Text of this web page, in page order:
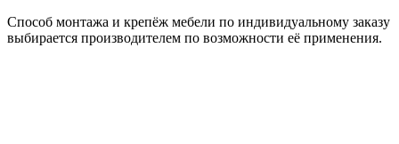
Способ монтажа и крепёж мебели по индивидуальному заказу
выбирается производителем по возможности её применения.